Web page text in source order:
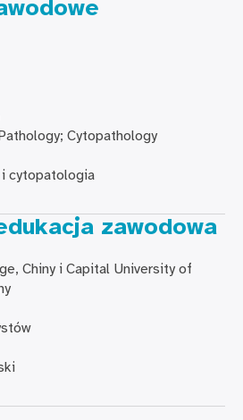
Cytopathology
cytopatologia
zawodowa
Chiny i Capital University of